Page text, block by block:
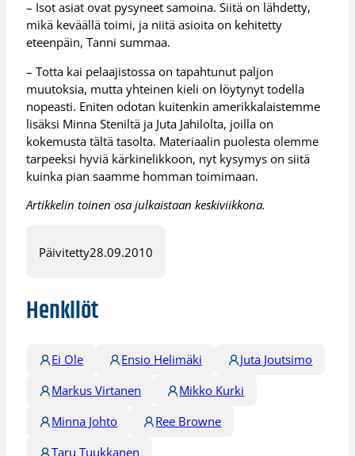
– Isot asiat ovat pysyneet samoina. Siitä on lähdetty,
mikä keväällä toimi, ja niitä asioita on kehitetty
eteenpäin, Tanni summaa.
– Totta kai pelaajistossa on tapahtunut paljon
muutoksia, mutta yhteinen kieli on löytynyt todella
nopeasti. Eniten odotan kuitenkin amerikkalaistemme
lisäksi Minna Steniltä ja Juta Jahilolta, joilla on
kokemusta tältä tasolta. Materiaalin puolesta olemme
tarpeeksi hyviä kärkinelikkoon, nyt kysymys on siitä
kuinka pian saamme homman toimimaan.
Artikkelin toinen osa julkaistaan keskiviikkona.
Päivitetty28.09.2010
Henkilöt
Ei Ole Ensio Helimäki
Juta Joutsimo
Markus Virtanen
Mikko Kurki
Minna Johto
Ree Browne
Taru Tuukkanen